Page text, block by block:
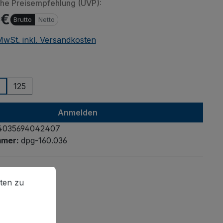
Preisempfehlung (UVP):
Brutto Netto
inkl. Versandkosten
125
Anmelden
dpg-160.036
zu können.
Mehr Informationen ...
zu